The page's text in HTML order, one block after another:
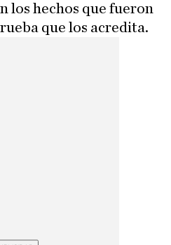
los hechos que fueron
que los acredita.